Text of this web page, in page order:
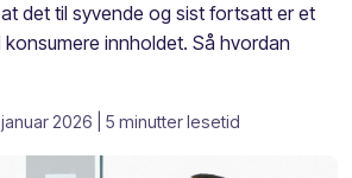
det til syvende og sist fortsatt er et
innholdet. Så hvordan
januar 2026 | 5 minutter lesetid